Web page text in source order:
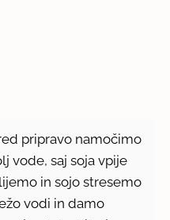
pripravo namočimo
vode, saj soja vpije
in sojo stresemo
vodi in damo